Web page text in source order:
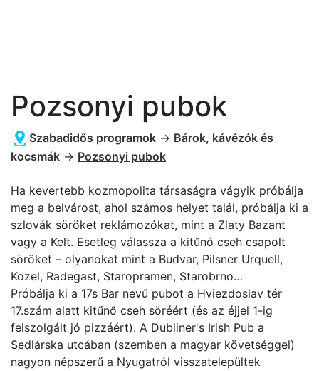
Pozsonyi pubok
Szabadidős programok → Bárok, kávézók és
kocsmák → Pozsonyi pubok
Ha kevertebb kozmopolita társaságra vágyik próbálja
meg a belvárost, ahol számos helyet talál, próbálja ki a
szlovák söröket reklámozókat, mint a Zlaty Bazant
vagy a Kelt. Esetleg válassza a kitűnő cseh csapolt
söröket – olyanokat mint a Budvar, Pilsner Urquell,
Kozel, Radegast, Staropramen, Starobrno…
Próbálja ki a 17s Bar nevű pubot a Hviezdoslav tér
17.szám alatt kitűnő cseh söréért (és az éjjel 1-ig
felszolgált jó pizzáért). A Dubliner's Irish Pub a
Sedlárska utcában (szemben a magyar követséggel)
nagyon népszerű a Nyugatról visszatelepültek